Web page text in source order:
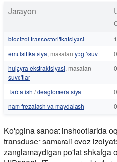
Jarayon
biodizel transesterifikatsiyasi
emulsifikatsiya, masalan yog '/suv
hujayra ekstraktsiyasi, masalan
suvo'tlar
Tarqatish /deaglomeratsiya
nam frezalash va maydalash
Ko'pgina sanoat inshootlarida
transduser samarali ovoz
zanglamaydigan po'lat shkafga